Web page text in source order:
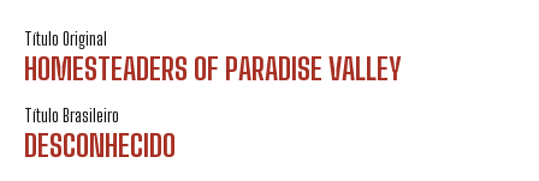
Título Original
HOMESTEADERS OF PARADISE VALLEY
Título Brasileiro
DESCONHECIDO